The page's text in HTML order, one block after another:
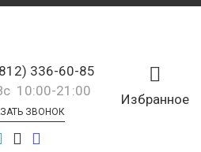
Избранное
336-60-85
10:00-21:00
ЗВОНОК